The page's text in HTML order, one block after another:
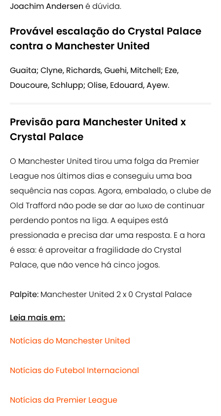
Joachim Andersen é dúvida.
Provável escalação do Crystal Palace
contra o Manchester United
Guaita; Clyne, Richards, Guehi, Mitchell; Eze,
Doucoure, Schlupp; Olise, Edouard, Ayew.
Previsão para Manchester United x
Crystal Palace
O Manchester United tirou uma folga da Premier
League nos últimos dias e conseguiu uma boa
sequência nas copas. Agora, embalado, o clube de
Old Trafford não pode se dar ao luxo de continuar
perdendo pontos na liga. A equipes está
pressionada e precisa dar uma resposta. E a hora
é essa: é aproveitar a fragilidade do Crystal
Palace, que não vence há cinco jogos.
Palpite: Manchester United 2 x 0 Crystal Palace
Leia mais em:
Notícias do Manchester United
Notícias do Futebol Internacional
Notícias da Premier League